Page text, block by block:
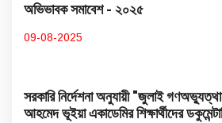
অভিভাবক সমাবেশ - ২০২৫
09-08-2025
সরকারি নির্দেশনা অনুযায়ী "জুলাই
আহমেদ ভূইয়া একাডেমির শিক্ষার্থীদের